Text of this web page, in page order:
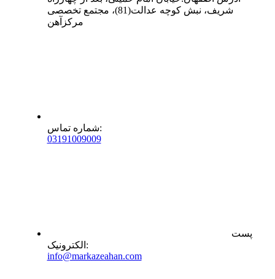
شریف، نبش کوچه عدالت(81)، مجتمع تخصصی
مرکزآهن
شماره تماس:
03191009009
پست
الکترونیک :
info@markazeahan.com